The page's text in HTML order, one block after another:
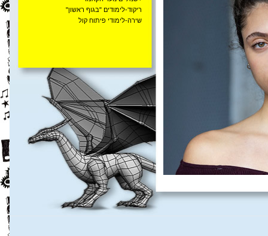
ריקוד-לימודים "בגוף ראשון"
שירה-לימודי פיתוח קול